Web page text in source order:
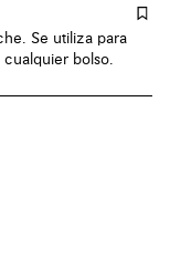
Se utiliza para
bolso.